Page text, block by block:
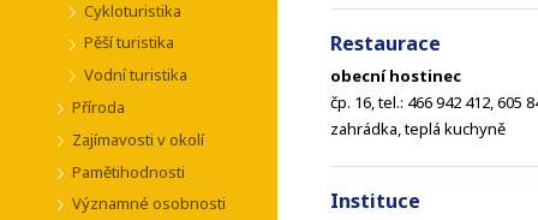
Cykloturistika
Pěší turistika
Vodní turistika
Příroda
Zajímavosti v okolí
Pamětihodnosti
Významné osobnosti
Restaurace
obecní hostinec
čp. 16, tel.: 466 942 412, 605
zahrádka, teplá kuchyně
Instituce